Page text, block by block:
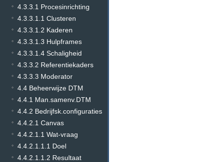
4.3.3.1 Procesinrichting
4.3.3.1.1 Clusteren
4.3.3.1.2 Kaderen
4.3.3.1.3 Hulpframes
4.3.3.1.4 Schaligheid
4.3.3.2 Referentiekaders
4.3.3.3 Moderator
4.4 Beheerwijze DTM
4.4.1 Man.samenv.DTM
4.4.2 Bedrijfsk.configuraties
4.4.2.1 Canvas
4.4.2.1.1 Wat-vraag
4.4.2.1.1.1 Doel
4.4.2.1.1.2 Resultaat